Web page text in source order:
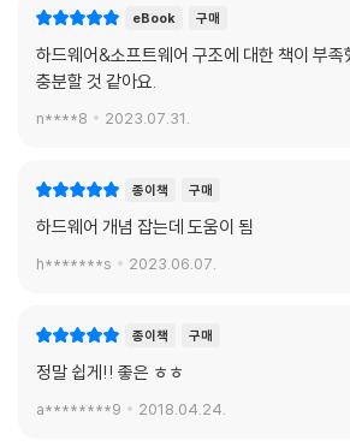
입력처리 블록
FSM 블록
메모리 블록
디코더 블록
계산기 모듈의 구조
계산기 예제 작성
시뮬레이션하기
사양서 작성
블록도 작성
RTL 작성
eBook 구매
하드웨어&소프트웨어 구조에 대한 책이 부족
충분할 것 같아요.
n****8 2023.07.31.
종이책 구매
하드웨어 개념 잡는데 도움이 됨
h*******s 2023.06.07.
종이책 구매
정말 쉽게!! 좋은 ㅎㅎ
a********9 2018.04.24.